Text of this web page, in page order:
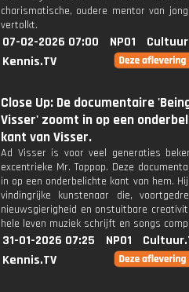
charismatische, oudere mentor van
vertolkt.
07-02-2026 07:00 NPO1
Kennis.TV
Close Up: De documentaire
Visser' zoomt in op een
kant van Visser.
Ad Visser is voor veel generaties
excentrieke Mr. Toppop. Deze
in op een onderbelichte kant van hem.
vindingrijke kunstenaar die,
nieuwsgierigheid en onstuitbare
hele leven muziek schrijft en songs
31-01-2026 07:25 NPO1
Kennis.TV